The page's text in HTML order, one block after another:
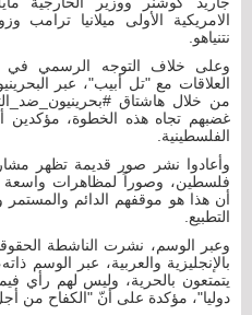
الامريكية الأولى ميلانيا
نتنياهو.
وعلى خلاف التوجه الرسمي في
العلاقات مع "تل أبيب"، عبر
من خلال هاشتاق
غضبهم تجاه هذه الخطوة، مؤكدين
الفلسطينية.
وأعادوا نشر صور قديمة تظهر
فلسطين، وصوراً لمظاهرات واسعة
أن هذا هو موقفهم الدائم والمستمر
التطبيع.
وعبر الوسم، نشرت الناشطة
بالإنجليزية والعربية، عبر الوسم
يتمتعون بالحرية، وليس لهم رأي
دوليا"، مؤكدة على أنّ "الكفاح من